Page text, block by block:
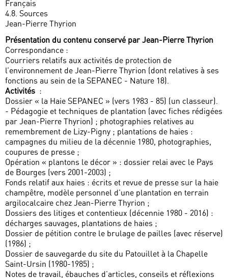
Français
4.8. Sources
Jean-Pierre Thyrion
Présentation du contenu conservé par Jean-Pierre Thyrion
Correspondance :
Courriers relatifs aux activités de protection de
l’environnement de Jean-Pierre Thyrion (dont relatives à ses
fonctions au sein de la SEPANEC - Nature 18).
Activités :
Dossier « la Haie SEPANEC » (vers 1983 - 85) (un classeur).
- Pédagogie et techniques de plantation (avec fiches rédigées
par Jean-Pierre Thyrion) ; photographies relatives au
remembrement de Lizy-Pigny ; plantations de haies :
campagnes du milieu de la décennie 1980, photographies,
coupures de presse ;
Opération « plantons le décor » : dossier relai avec le Pays
de Bourges (vers 2001-2003) ;
Fonds relatif aux haies : écrits et revue de presse sur la haie
champêtre, modèle personnel d’une plantation en terrain
argilocalcaire chez Jean-Pierre Thyrion ;
Dossiers des litiges et contentieux (décennie 1980 - 2016) :
décharges sauvages, plantations de haies ;
Dossier de pétition contre le brulage de pailles (avec réserve)
(1986) ;
Dossier de sauvegarde du site du Patouillet à la Chapelle
Saint-Ursin (1980-1985) ;
Notes de travail, ébauches d’articles, conseils et réflexions